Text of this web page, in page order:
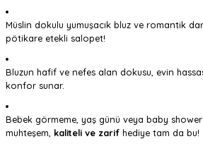
Müslin dokulu yumuşacık bluz ve romantik
pötikare etekli salopet!
Bluzun hafif ve nefes alan dokusu, evin
konfor sunar.
Bebek görmeme, yaş günü veya baby shower
muhteşem, kaliteli ve zarif hediye tam da bu!